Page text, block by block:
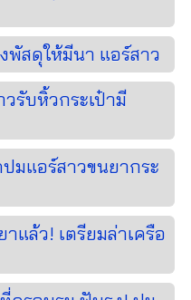
พัสดุให้มีนา แอร์สาว
วรับหิ้วกระเป๋ามี
มแอร์สาวขนยากระ
แล้ว! เตรียมล่าเครือ